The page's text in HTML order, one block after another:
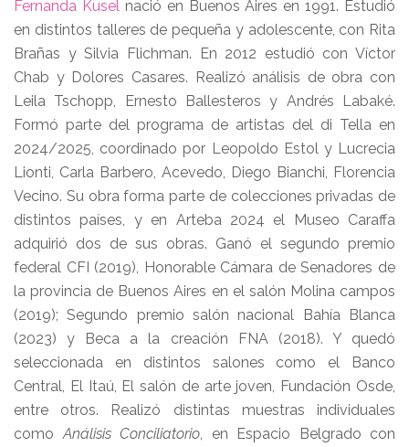
Fernanda Kuselnació en Buenos Aires en 1991. Estudió
en distintos talleres de pequeña y adolescente, con Rita
Brañas y Silvia Flichman. En 2012 estudió con Víctor
Chab y Dolores Casares. Realizó análisis de obra con
Leila Tschopp, Ernesto Ballesteros y Andrés Labaké.
Formó parte del programa de artistas del di Tella en
2024/2025, coordinado por Leopoldo Estol y Lucrecia
Lionti, Carla Barbero, Acevedo, Diego Bianchi, Florencia
Vecino. Su obra forma parte de colecciones privadas de
distintos países, y en Arteba 2024 el Museo Caraffa
adquirió dos de sus obras. Ganó el segundo premio
federal CFI (2019), Honorable Cámara de Senadores de
la provincia de Buenos Aires en el salón Molina campos
(2019); Segundo premio salón nacional Bahía Blanca
(2023) y Beca a la creación FNA (2018). Y quedó
seleccionada en distintos salones como el Banco
Central, El Itaú, El salón de arte joven, Fundación Osde,
entre otros. Realizó distintas muestras individuales
comoAnálisis Conciliatorio, en Espacio Belgrado con